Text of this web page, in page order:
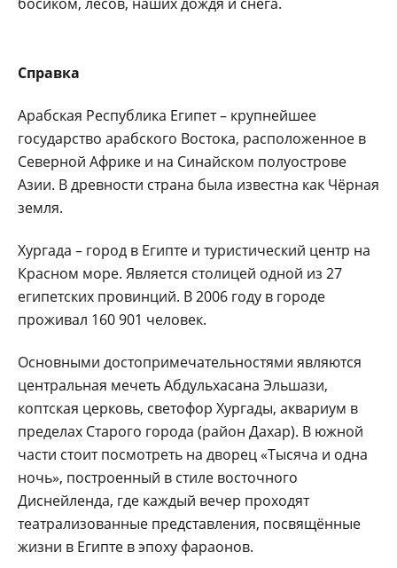
Справка
Арабская Республика Египет – крупнейшее
государство арабского Востока, расположенное в
Северной Африке и на Синайском полуострове
Азии. В древности страна была известна как Чёрная
земля.
Хургада – город в Египте и туристический центр на
Красном море. Является столицей одной из 27
египетских провинций. В 2006 году в городе
проживал 160 901 человек.
Основными достопримечательностями являются
центральная мечеть Абдульхасана Эльшази,
коптская церковь, светофор Хургады, аквариум в
пределах Старого города (район Дахар). В южной
части стоит посмотреть на дворец «Тысяча и одна
ночь», построенный в стиле восточного
Диснейленда, где каждый вечер проходят
театрализованные представления, посвящённые
жизни в Египте в эпоху фараонов.